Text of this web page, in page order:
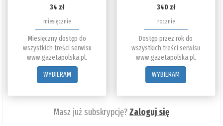
34 zł
miesięcznie
Miesięczny dostęp do
wszystkich treści serwisu
www.gazetapolska.pl.
WYBIERAM
340 zł
rocznie
Dostęp przez rok do
wszystkich treści serwisu
www.gazetapolska.pl.
WYBIERAM
Masz już subskrypcję?Zaloguj się